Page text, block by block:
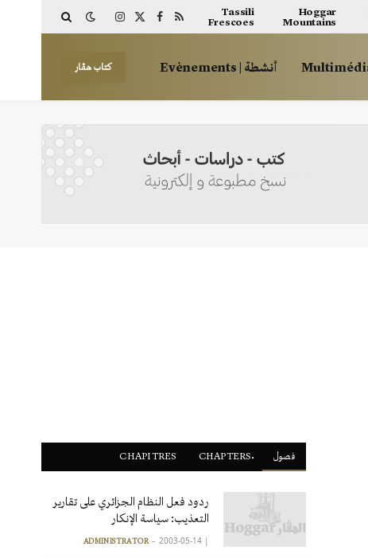
Hoggar
Mountains
Tassili
Frescoes
RSS
Facebook
X
Instagram
أنشطة | Evènements كتاب هڤار
فصول CHAPITRES
ردود فعل النظام الجزائري على تقارير
التعذيب: سياسة الإنكار
|
ADMINISTRATOR 2003-05-14